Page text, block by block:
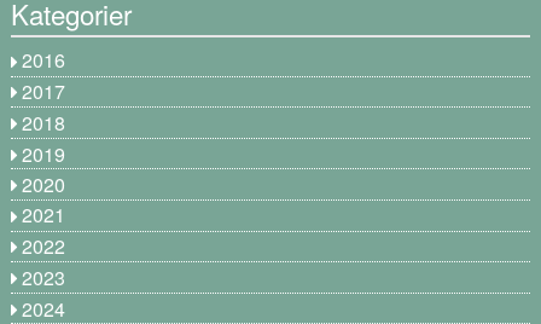
Kategorier
2016
2017
2018
2019
2020
2021
2022
2023
2024